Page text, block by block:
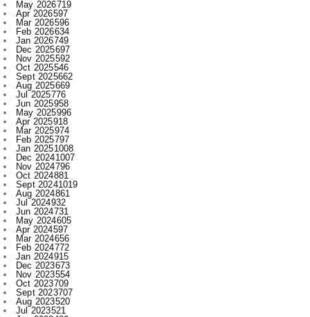
Dec 2025697
Nov 2025592
Oct 2025546
Sept 2025662
Aug 2025669
Jul 2025776
Jun 2025958
May 2025996
Apr 2025918
Mar 2025974
Feb 2025797
Jan 20251008
Dec 20241007
Nov 2024796
Oct 2024881
Sept 20241019
Aug 2024861
Jul 2024932
Jun 2024731
May 2024605
Apr 2024597
Mar 2024656
Feb 2024772
Jan 2024915
Dec 2023673
Nov 2023554
Oct 2023709
Sept 2023707
Aug 2023520
Jul 2023521
Jun 2023480
May 2023316
Apr 2023522
Mar 2023593